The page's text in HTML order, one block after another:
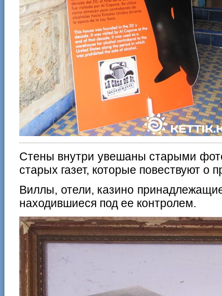
Стены внутри увешаны старыми
старых газет, которые повествуют о
Виллы, отели, казино
находившиеся под ее контролем.